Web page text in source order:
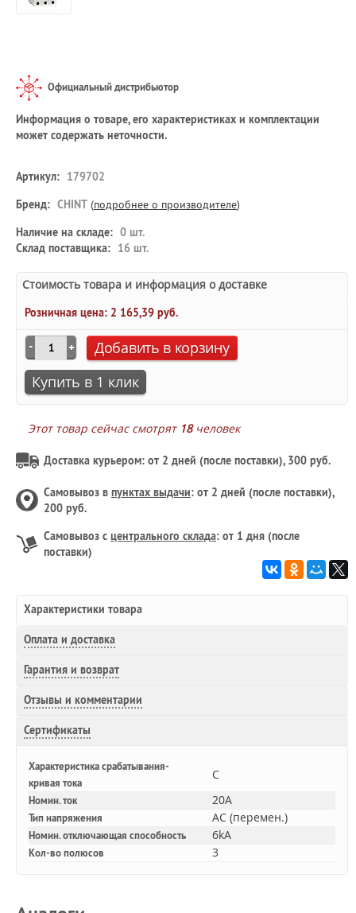
Официальный дистрибьютор
Информация о товаре, его характеристиках и комплектации
может содержать неточности.
Артикул: 179702
Бренд: CHINT (подробнее о производителе)
Наличие на складе: 0 шт.
Склад поставщика: 16 шт.
Стоимость товара и информация о доставке
Розничная цена: 2 165,39 руб.
Добавить в корзину
Купить в 1 клик
Этот товар сейчас смотрят 18человек
Доставка курьером: от 2 дней (после поставки), 300 руб.
Самовывоз в пунктах выдачи: от 2 дней (после поставки),
200 руб.
Самовывоз с центрального склада: от 1 дня (после
поставки)
Характеристики товара
Оплата и доставка
Гарантия и возврат
Отзывы и комментарии
Сертификаты
Характеристика срабатывания-
кривая тока
C
Номин. ток 20A
Тип напряжения AC (перемен.)
Номин. отключающая способность 6kA
Кол-во полюсов 3